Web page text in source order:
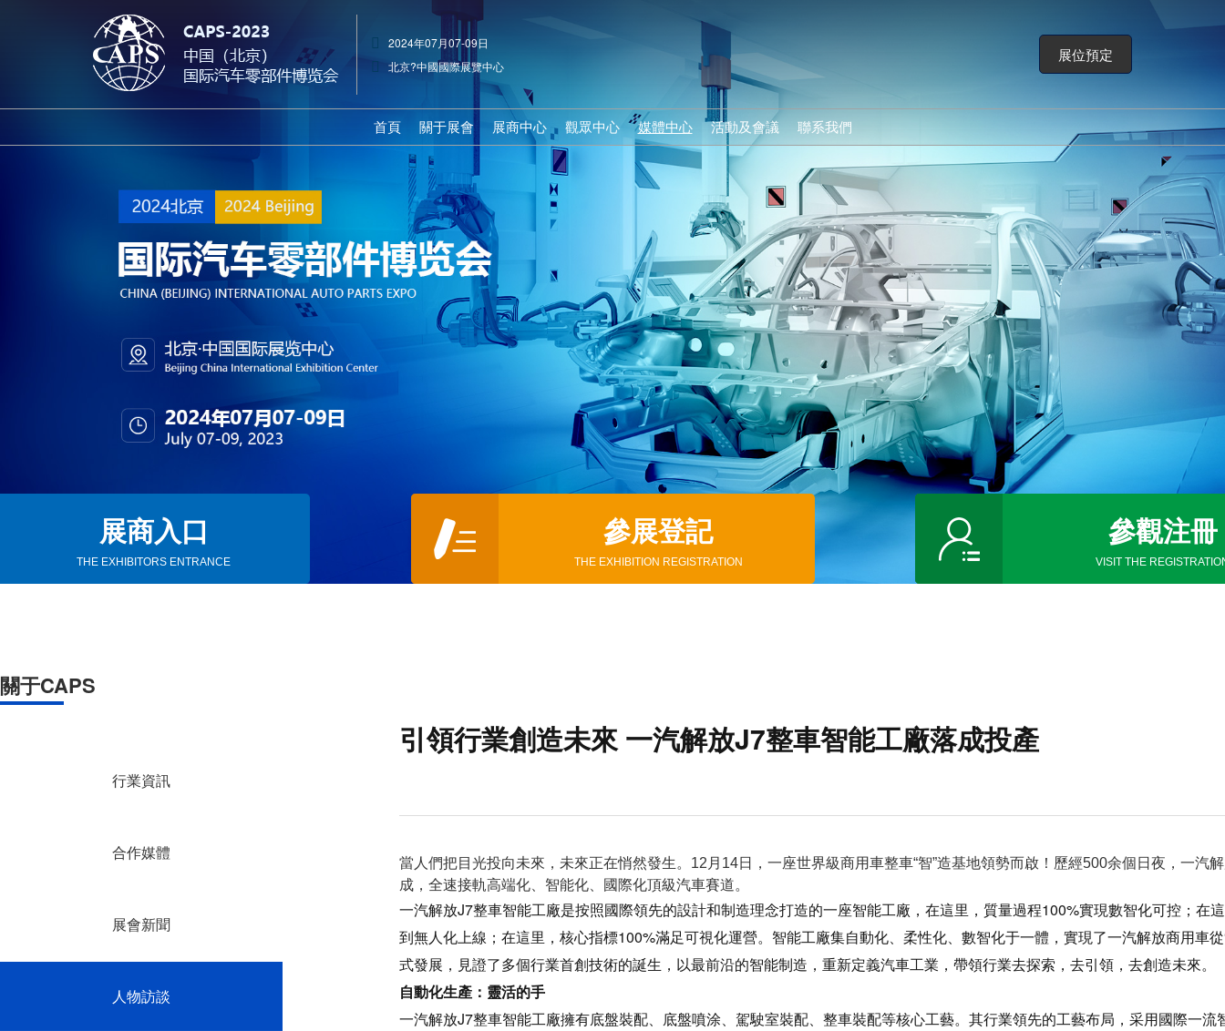
2024年07月07-09日
北京?中國國際展覽中心
展位預定
首頁
關于展會
展會介紹
組織機構
展會亮點
展會日程
展品范圍
上屆回顧
名企推薦
展商中心
參展申請
前往展館
戰略合作伙伴
展商提示
展品范圍
參展費用
下載中心
觀眾中心
觀眾登記
推薦展商
展館路線
參觀日程
參觀指南
酒店預訂
媒體中心
行業資訊
展會新聞
人物訪談
活動及會議
2023年同期展會
活動及會議
聯系我們
展商入口
THE EXHIBITORS ENTRANCE
參展登記
THE EXHIBITION REGISTRATION
參觀注冊
VISIT THE
關于CAPS
行業資訊
合作媒體
展會新聞
人物訪談
引領行業創造未來 一汽解放J7整車智能工廠落成投產
當人們把目光投向未來，未來正在悄然發生。12月14日，一座世界級商用車整車“智”造基地領勢而啟！歷經500余個日夜，一汽
成，全速接軌高端化、智能化、國際化頂級汽車賽道。
一汽解放J7整車智能工廠是按照國際領先的設計和制造理念打造的一座智能工廠，在這里，質量過程100%實現數智化可控；在
到無人化上線；在這里，核心指標100%滿足可視化運營。智能工廠集自動化、柔性化、數智化于一體，實現了一汽解放商用車從
式發展，見證了多個行業首創技術的誕生，以最前沿的智能制造，重新定義汽車工業，帶領行業去探索，去引領，去創造未來。
自動化生產：靈活的手
一汽解放J7整車智能工廠擁有底盤裝配、底盤噴涂、駕駛室裝配、整車裝配等核心工藝。其行業領先的工藝布局，采用國際一流